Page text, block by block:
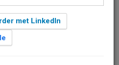
december 2016 om 10:07
2 minuten leestijd
die vorig jaar
met LinkedIn